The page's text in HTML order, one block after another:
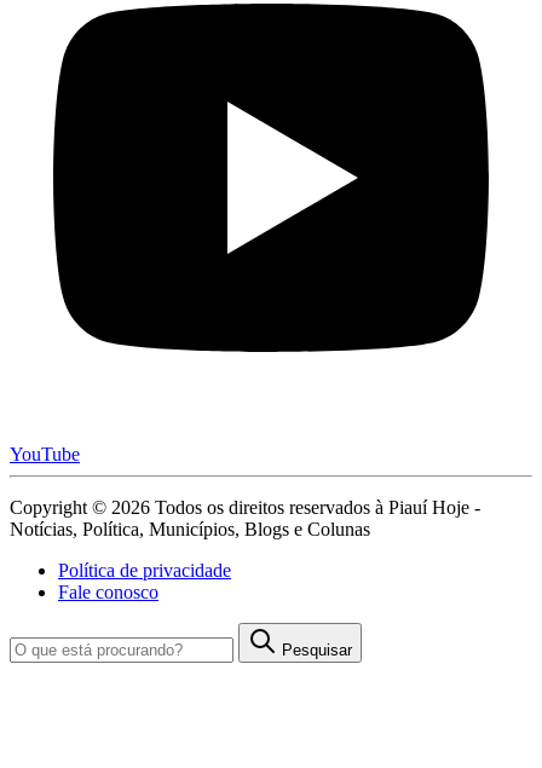
YouTube
Copyright © 2026 Todos os direitos reservados à Piauí Hoje -
Notícias, Política, Municípios, Blogs e Colunas
Política de privacidade
Fale conosco
Pesquisar